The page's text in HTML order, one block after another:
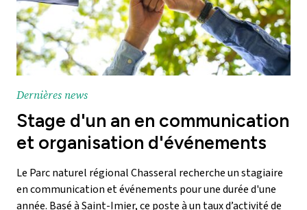
Dernières news
Stage d'un an en communication
et organisation d'événements
Le Parc naturel régional Chasseral recherche un stagiaire
en communication et événements pour une durée d'une
année. Basé à Saint-Imier, ce poste à un taux d’activité de